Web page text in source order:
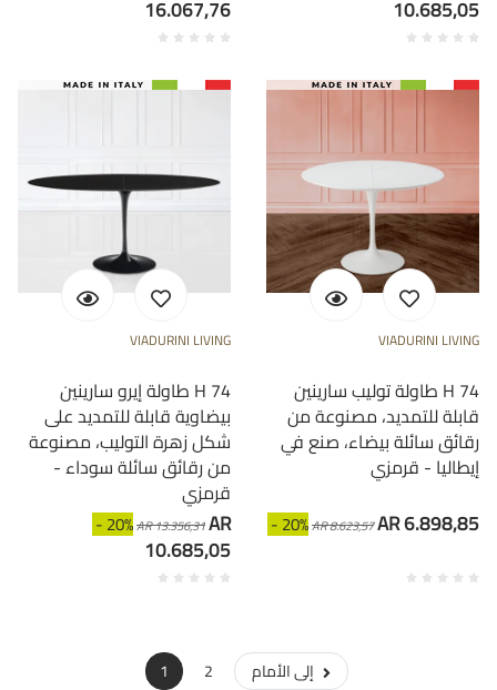
16.067,76 10.685,05
VIADURINI LIVING
طاولة إيرو سارينين H 74
بيضاوية قابلة للتمديد على
شكل زهرة التوليب، مصنوعة
من رقائق سائلة سوداء -
قرمزي
- 20%AR 13.356,31AR
10.685,05
VIADURINI LIVING
طاولة توليب سارينين H 74
قابلة للتمديد، مصنوعة من
رقائق سائلة بيضاء، صنع في
إيطاليا - قرمزي
- 20%AR 8.623,57AR 6.898,85
1 2